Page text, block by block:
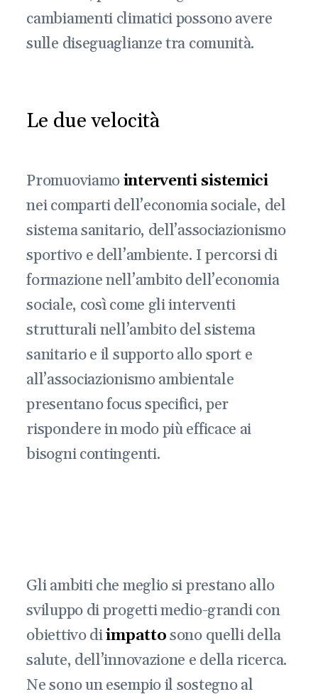
cambiamenti climatici possono avere
sulle diseguaglianze tra comunità.
Le due velocità
Promuoviamointerventi sistemici
nei comparti dell’economia sociale, del
sistema sanitario, dell’associazionismo
sportivo e dell’ambiente. I percorsi di
formazione nell’ambito dell’economia
sociale, così come gli interventi
strutturali nell’ambito del sistema
sanitario e il supporto allo sport e
all’associazionismo ambientale
presentano focus specifici, per
rispondere in modo più efficace ai
bisogni contingenti.
Gli ambiti che meglio si prestano allo
sviluppo di progetti medio-grandi con
obiettivo diimpattosono quelli della
salute, dell’innovazione e della ricerca.
Ne sono un esempio il sostegno al